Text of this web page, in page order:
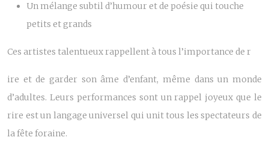
Un mélange subtil d’humour et de poésie qui touche
petits et grands
Ces artistes talentueux rappellent à tous l’importance de r
ire et de garder son âme d’enfant, même dans un monde
d’adultes. Leurs performances sont un rappel joyeux que le
rire est un langage universel qui unit tous les spectateurs de
la fête foraine.